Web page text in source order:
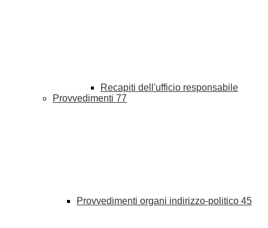
Recapiti dell'ufficio responsabile
Provvedimenti 77
Provvedimenti organi indirizzo-politico 45